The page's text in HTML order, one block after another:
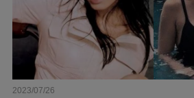
2023/07/26